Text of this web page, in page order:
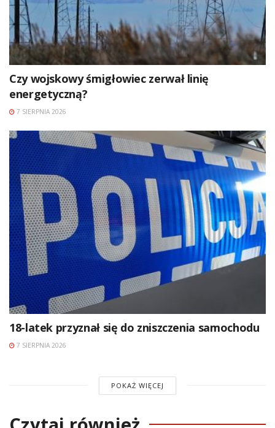
Czy wojskowy śmigłowiec zerwał linię
energetyczną?
7 SIERPNIA 2026
18-latek przyznał się do zniszczenia samochodu
7 SIERPNIA 2026
POKAŻ WIĘCEJ